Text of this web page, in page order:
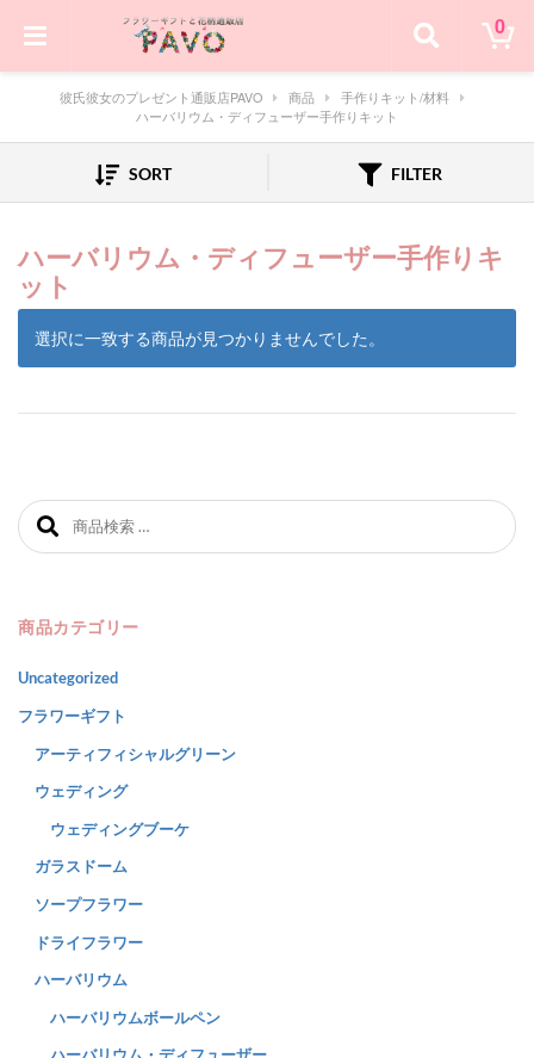
0
彼氏彼女のプレゼント通販店PAVO 商品
手作りキット/材料
ハーバリウム・ディフューザー手作りキット
SORT FILTER
ハーバリウム・ディフューザー手作りキ
ット
選択に一致する商品が見つかりませんでした。
検索対象:
商品カテゴリー
Uncategorized
フラワーギフト
アーティフィシャルグリーン
ウェディング
ウェディングブーケ
ガラスドーム
ソープフラワー
ドライフラワー
ハーバリウム
ハーバリウムボールペン